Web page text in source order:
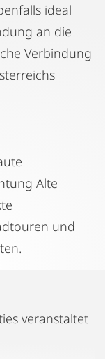
ideal
an die
Verbindung
Alte
und
veranstaltet